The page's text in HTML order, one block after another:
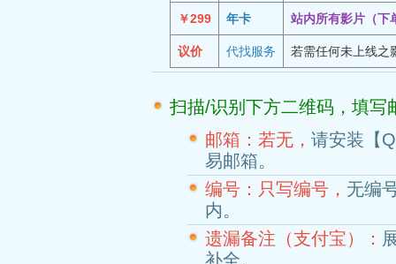
￥299 年卡 站内所有影片（下
议价 代找服务 若需任何未上线之
扫描/识别下方二维码，填写
邮箱：若无， 请安装【
易邮箱。
编号：只写编号， 无编
内。
遗漏备注（支付宝）：
补全。